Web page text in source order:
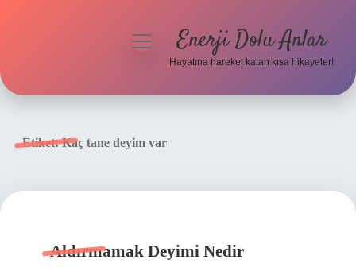
menüyüEnerji Dolu Anlar
Hayatına hareket katan kısa hikayeler!
Etiket:Kaç tane deyim var
Aldırmamak Deyimi Nedir